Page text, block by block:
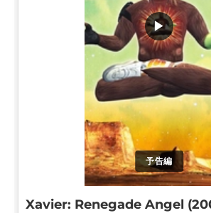
予告編
▶
Xavier: Renegade Angel